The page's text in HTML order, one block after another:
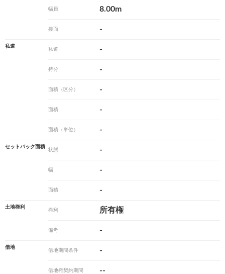
幅員 8.00m
接面 -
私道
私道 -
持分 -
面積（区分） -
面積 -
面積（単位） -
セットバック面積
状態 -
幅 -
面積 -
土地権利
権利 所有権
備考 -
借地
借地期間条件 -
借地権契約期間 --